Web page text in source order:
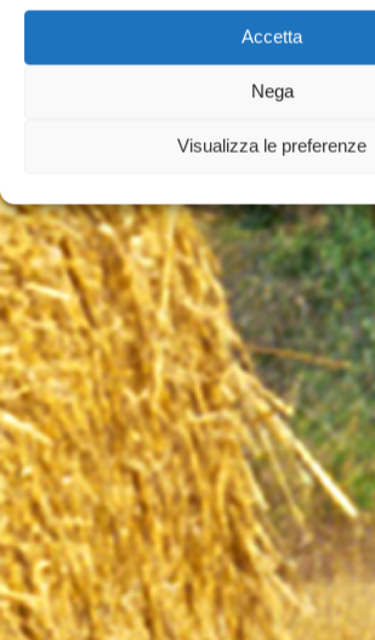
Accetta
Nega
Visualizza le preferenze
E CRIAÇÃO
DE ANIMAIS
Disseminação de boas
práticas sustentáveis
no mundo agrícola